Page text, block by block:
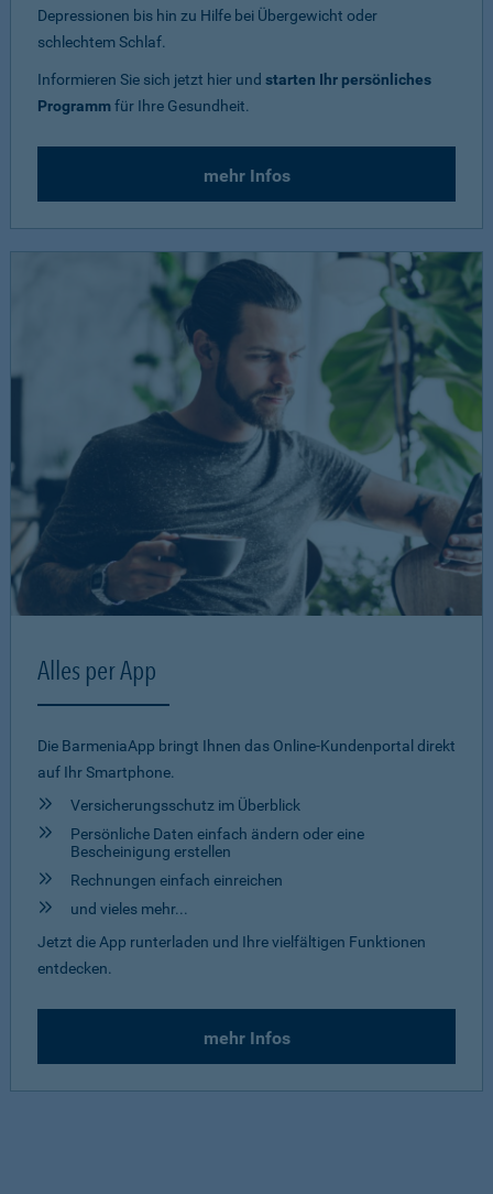
Depressionen bis hin zu Hilfe bei Übergewicht oder
schlechtem Schlaf.
Informieren Sie sich jetzt hier und starten Ihr persönliches
Programmfür Ihre Gesundheit.
mehr Infos
Alles per App
Die BarmeniaApp bringt Ihnen das Online-Kundenportal direkt
auf Ihr Smartphone.
Versicherungsschutz im Überblick
Persönliche Daten einfach ändern oder eine
Bescheinigung erstellen
Rechnungen einfach einreichen
und vieles mehr...
Jetzt die App runterladen und Ihre vielfältigen Funktionen
entdecken.
mehr Infos